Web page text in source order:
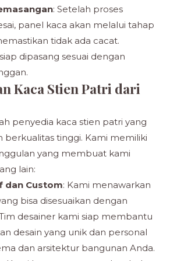
: Setelah proses
panel kaca akan melalui tahap
tidak ada cacat.
dipasang sesuai dengan
Kaca Stien Patri dari
penyedia kaca stien patri yang
berkualitas tinggi. Kami memiliki
yang membuat kami
lain:
dan Custom: Kami menawarkan
bisa disesuaikan dengan
Tim desainer kami siap membantu
desain yang unik dan personal
dan arsitektur bangunan Anda.